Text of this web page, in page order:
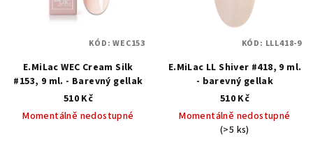
E.MiLac WEC Cream Silk
#153, 9 ml. - Barevný gellak
510 Kč
Momentálně nedostupné
KÓD:WEC153
E.MiLac LL Shiver #418, 9 ml.
- barevný gellak
510 Kč
Momentálně nedostupné
(>5 ks)
KÓD: LLL418-9